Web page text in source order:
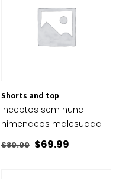
Shorts and top
Inceptos sem nunc
himenaeos malesuada
$80.00 Le
$69.99Le